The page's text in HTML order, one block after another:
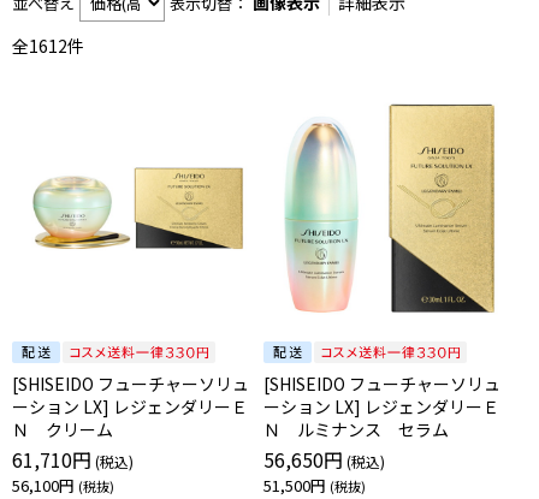
全1612件
[SHISEIDO フューチャーソリュ
ーション LX] レジェンダリーＥ
Ｎ クリーム
61,710円
56,100円
[SHISEIDO フューチャーソリュ
ーション LX] レジェンダリーＥ
Ｎ ルミナンス セラム
56,650円
51,500円